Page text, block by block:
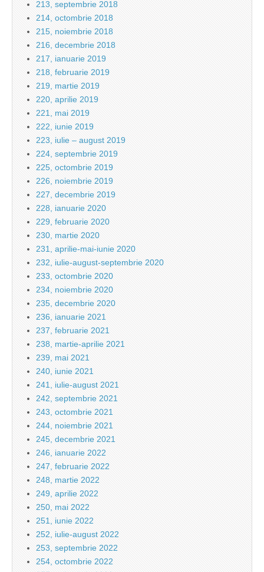
213, septembrie 2018
214, octombrie 2018
215, noiembrie 2018
216, decembrie 2018
217, ianuarie 2019
218, februarie 2019
219, martie 2019
220, aprilie 2019
221, mai 2019
222, iunie 2019
223, iulie – august 2019
224, septembrie 2019
225, octombrie 2019
226, noiembrie 2019
227, decembrie 2019
228, ianuarie 2020
229, februarie 2020
230, martie 2020
231, aprilie-mai-iunie 2020
232, iulie-august-septembrie 2020
233, octombrie 2020
234, noiembrie 2020
235, decembrie 2020
236, ianuarie 2021
237, februarie 2021
238, martie-aprilie 2021
239, mai 2021
240, iunie 2021
241, iulie-august 2021
242, septembrie 2021
243, octombrie 2021
244, noiembrie 2021
245, decembrie 2021
246, ianuarie 2022
247, februarie 2022
248, martie 2022
249, aprilie 2022
250, mai 2022
251, iunie 2022
252, iulie-august 2022
253, septembrie 2022
254, octombrie 2022